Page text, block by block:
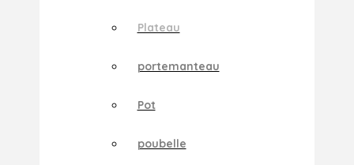
Plateau
portemanteau
Pot
poubelle